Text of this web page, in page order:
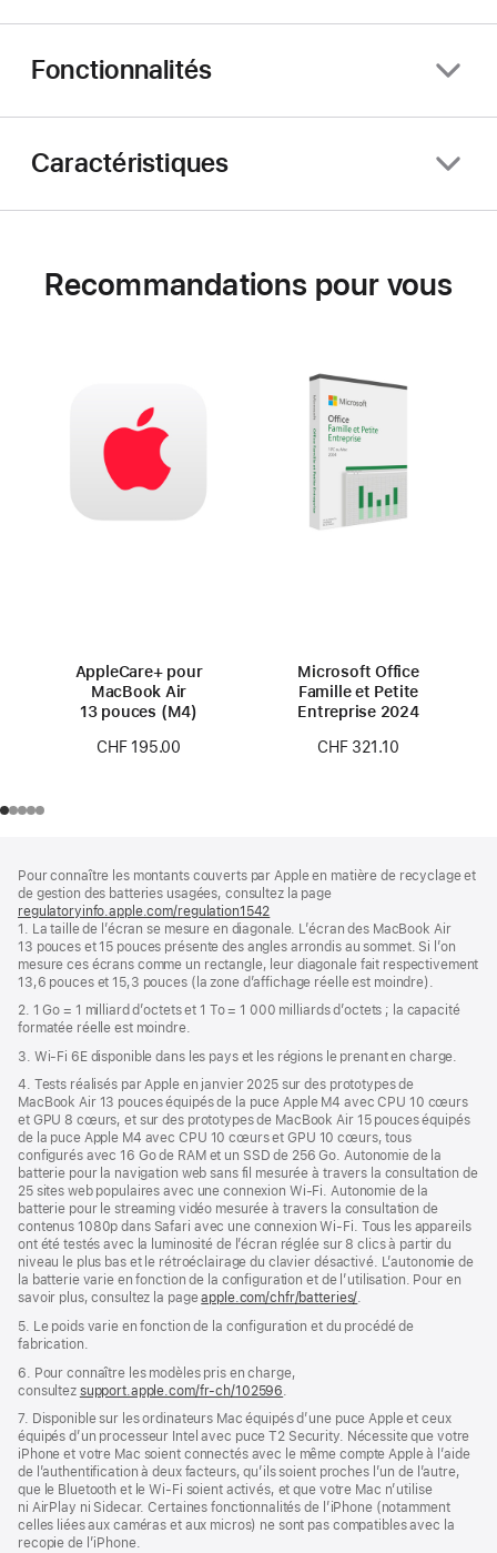
Fonctionnalités
Caractéristiques
Recommandations pour vous
AppleCare+ pour
MacBook Air
13 pouces (M4)
CHF 195.00
Microsoft Office
Famille et Petite
Entreprise 2024
CHF 321.10
de
page
de
bas
de
page
Pour connaître les montants couverts par Apple en matière de recyclage et
de gestion des batteries usagées, consultez la page
regulatoryinfo.apple.com/regulation1542
dans
une
nouvelle
fenêtre)
1. La taille de l’écran se mesure en diagonale. L’écran des MacBook Air
13 pouces et 15 pouces présente des angles arrondis au sommet. Si l’on
mesure ces écrans comme un rectangle, leur diagonale fait respectivement
13,6 pouces et 15,3 pouces (la zone d’affichage réelle est moindre).
2. 1 Go = 1 milliard d’octets et 1 To = 1 000 milliards d’octets ; la capacité
formatée réelle est moindre.
3. Wi-Fi 6E disponible dans les pays et les régions le prenant en charge.
4. Tests réalisés par Apple en janvier 2025 sur des prototypes de
MacBook Air 13 pouces équipés de la puce Apple M4 avec CPU 10 cœurs
et GPU 8 cœurs, et sur des prototypes de MacBook Air 15 pouces équipés
de la puce Apple M4 avec CPU 10 cœurs et GPU 10 cœurs, tous
configurés avec 16 Go de RAM et un SSD de 256 Go. Autonomie de la
batterie pour la navigation web sans fil mesurée à travers la consultation de
25 sites web populaires avec une connexion Wi-Fi. Autonomie de la
batterie pour le streaming vidéo mesurée à travers la consultation de
contenus 1080p dans Safari avec une connexion Wi-Fi. Tous les appareils
ont été testés avec la luminosité de l’écran réglée sur 8 clics à partir du
niveau le plus bas et le rétroéclairage du clavier désactivé. L’autonomie de
la batterie varie en fonction de la configuration et de l’utilisation. Pour en
savoir plus, consultez la pageapple.com/chfr/batteries/.
5. Le poids varie en fonction de la configuration et du procédé de
fabrication.
6. Pour connaître les modèles pris en charge,
consultez support.apple.com/fr-ch/102596
7. Disponible sur les ordinateurs Mac équipés d’une puce Apple et ceux
équipés d’un processeur Intel avec puce T2 Security. Nécessite que votre
iPhone et votre Mac soient connectés avec le même compte Apple à l’aide
de l’authentification à deux facteurs, qu’ils soient proches l’un de l’autre,
que le Bluetooth et le Wi-Fi soient activés, et que votre Mac n’utilise
ni AirPlay ni Sidecar. Certaines fonctionnalités de l’iPhone (notamment
celles liées aux caméras et aux micros) ne sont pas compatibles avec la
recopie de l’iPhone.